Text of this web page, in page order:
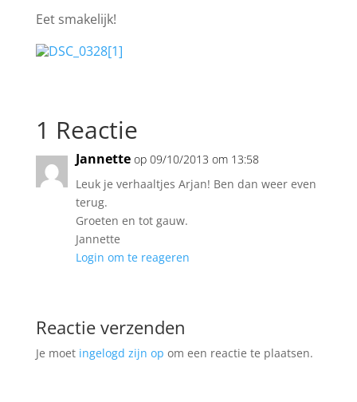
Eet smakelijk!
1 Reactie
Jannette op 09/10/2013 om 13:58
Leuk je verhaaltjes Arjan! Ben dan weer even
terug.
Groeten en tot gauw.
Jannette
Login om te reageren
Reactie verzenden
Je moet ingelogd zijn op om een reactie te plaatsen.